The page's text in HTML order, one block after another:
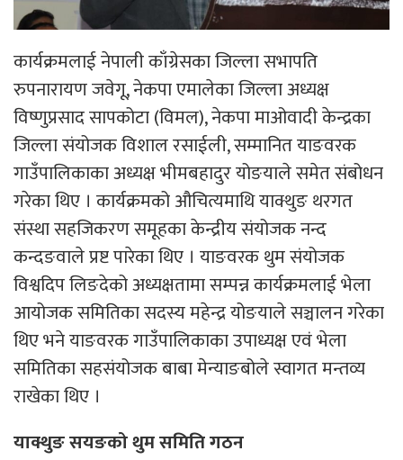
कार्यक्रमलाई नेपाली काँग्रेसका जिल्ला सभापति
रुपनारायण जवेगू, नेकपा एमालेका जिल्ला अध्यक्ष
विष्णुप्रसाद सापकोटा (विमल), नेकपा माओवादी केन्द्रका
जिल्ला संयोजक विशाल रसाईली, सम्मानित याङवरक
गाउँपालिकाका अध्यक्ष भीमबहादुर योङयाले समेत संबोधन
गरेका थिए । कार्यक्रमको औचित्यमाथि याक्थुङ थरगत
संस्था सहजिकरण समूहका केन्द्रीय संयोजक नन्द
कन्दङवाले प्रष्ट पारेका थिए । याङवरक थुम संयोजक
विश्वदिप लिङदेको अध्यक्षतामा सम्पन्न कार्यक्रमलाई भेला
आयोजक समितिका सदस्य महेन्द्र योङयाले सञ्चालन गरेका
थिए भने याङवरक गाउँपालिकाका उपाध्यक्ष एवं भेला
समितिका सहसंयोजक बाबा मेन्याङबोले स्वागत मन्तव्य
राखेका थिए ।
याक्थुङ सयङको थुम समिति गठन